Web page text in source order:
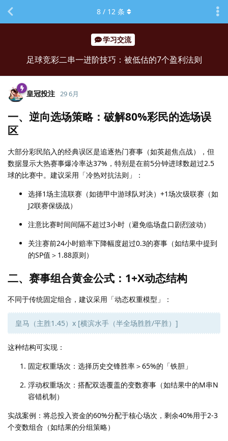
学习交流
足球竞彩二串一进阶技巧：被低估的7个盈利法则
8 / 12 条
皇冠投注 29 6月
一、逆向选场策略：破解80%彩民的选场误
区
大部分彩民陷入的经典误区是追逐热门赛事（如英超焦点战），但
数据显示大热赛事爆冷率达37%，特别是在前5分钟进球数超过2.5
球的比赛中。建议采用「冷热对抗法则」：
选择1场主流联赛（如德甲中游球队对决）+1场次级联赛（如
J2联赛保级战）
注意比赛时间间隔不超过3小时（避免临场盘口剧烈波动）
关注赛前24小时赔率下降幅度超过0.3的赛事（如结果中提到
的SP值＞1.88原则）
二、赛事组合黄金公式：1+X动态结构
不同于传统固定组合，建议采用「动态权重模型」：
皇马（主胜1.45）x [横滨水手（半全场胜胜/平胜）]
这种结构可实现：
固定权重场次：选择历史交锋胜率＞65%的「铁胆」
浮动权重场次：搭配双选覆盖的变数赛事（如结果中的M串N
容错机制）
实战案例：将总投入资金的60%分配于核心场次，剩余40%用于2-3
个变数组合（如结果的分组策略）